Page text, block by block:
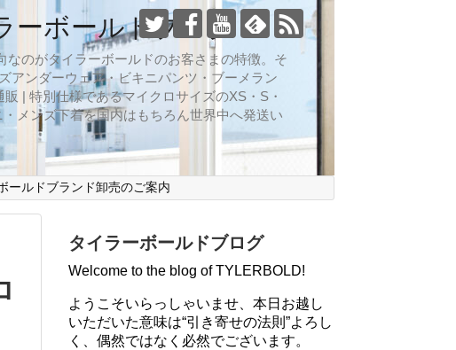
ーボールドブログ
のがタイラーボールドのお客さまの特徴。そ
アンダーウェア・ビキニパンツ・ブーメラン
| 特別仕様であるマイクロサイズのXS・S・
メンズ下着を国内はもちろん世界中へ発送い
ールドブランド卸売のご案内
タイラーボールドブログ
Welcome to the blog of TYLERBOLD!
ようこそいらっしゃいませ、本日お越し
いただいた意味は“引き寄せの法則”よろし
く、偶然ではなく必然でございます。